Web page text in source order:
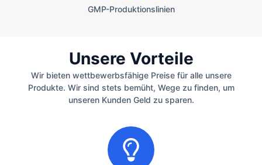
GMP-Produktionslinien
Unsere Vorteile
Wir bieten wettbewerbsfähige Preise für alle unsere
Produkte. Wir sind stets bemüht, Wege zu finden, um
unseren Kunden Geld zu sparen.